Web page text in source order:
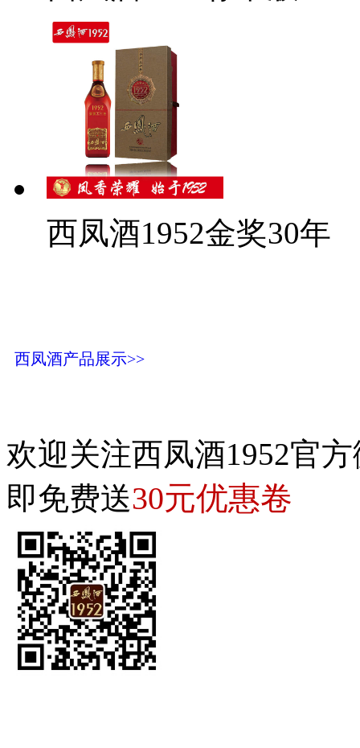
西凤酒1952金奖30年
西凤酒产品展示>>
欢迎关注西凤酒1952官
即免费送30元优惠卷